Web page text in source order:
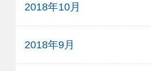
2018年10月
2018年9月